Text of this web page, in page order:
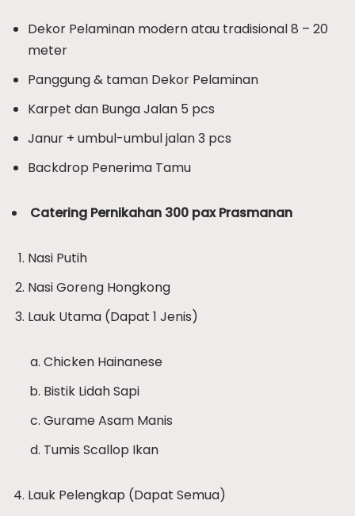
Dekor Pelaminan modern atau tradisional 8 – 20
meter
Panggung & taman Dekor Pelaminan
Karpet dan Bunga Jalan 5 pcs
Janur + umbul-umbul jalan 3 pcs
Backdrop Penerima Tamu
Catering Pernikahan 300 pax Prasmanan
Nasi Putih
Nasi Goreng Hongkong
Lauk Utama (Dapat 1 Jenis)
Chicken Hainanese
Bistik Lidah Sapi
Gurame Asam Manis
Tumis Scallop Ikan
Lauk Pelengkap (Dapat Semua)